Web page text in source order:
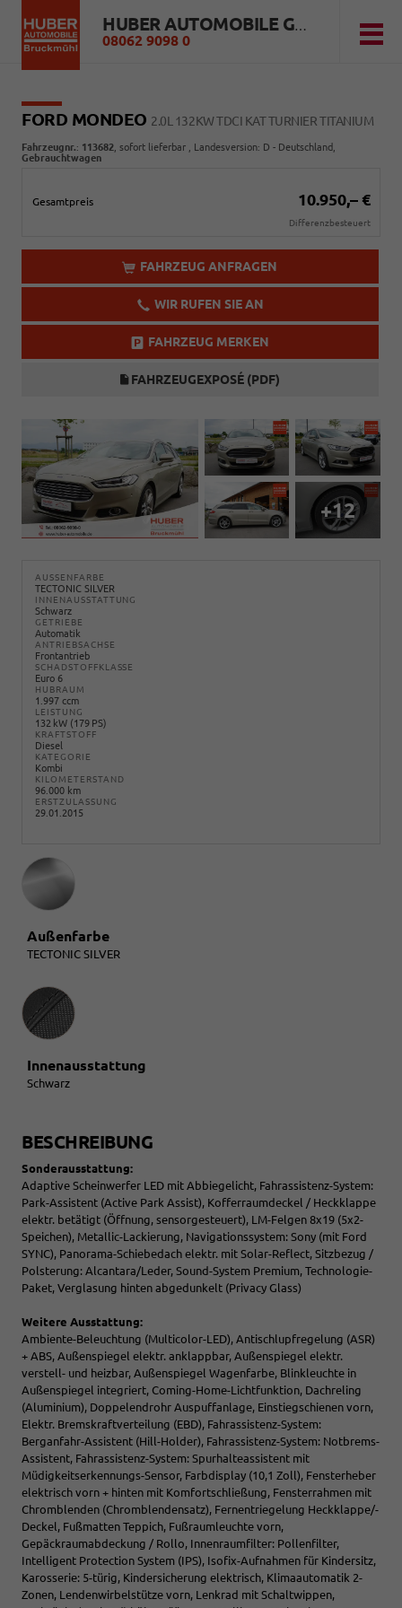
HUBER AUTOMOBILE GMBH
08062 9098 0
FORD MONDEO 2.0L 132KW TDCI KAT TURNIER TITANIUM
Fahrzeugnr.: 113682 sofort lieferbar , Landesversion: D - Deutschland,
Gebrauchtwagen
Gesamtpreis 10.950,– €
Differenzbesteuert
FAHRZEUG ANFRAGEN
WIR RUFEN SIE AN
FAHRZEUG MERKEN
FAHRZEUGEXPOSÉ (PDF)
+12
AUSSENFARBE
TECTONIC SILVER
INNENAUSSTATTUNG
Schwarz
GETRIEBE
Automatik
ANTRIEBSACHSE
Frontantrieb
SCHADSTOFFKLASSE
Euro 6
HUBRAUM
1.997 ccm
LEISTUNG
132 kW (179 PS)
KRAFTSTOFF
Diesel
KATEGORIE
Kombi
KILOMETERSTAND
96.000 km
ERSTZULASSUNG
29.01.2015
Außenfarbe
TECTONIC SILVER
Innenausstattung
Innenausstattung
Schwarz
BESCHREIBUNG
Sonderausstattung:
Adaptive Scheinwerfer LED mit Abbiegelicht, Fahrassistenz-System:
Park-Assistent (Active Park Assist), Kofferraumdeckel / Heckklappe
elektr. betätigt (Öffnung, sensorgesteuert), LM-Felgen 8x19 (5x2-
Speichen), Metallic-Lackierung, Navigationssystem: Sony (mit Ford
SYNC), Panorama-Schiebedach elektr. mit Solar-Reflect, Sitzbezug /
Polsterung: Alcantara/Leder, Sound-System Premium, Technologie-
Paket, Verglasung hinten abgedunkelt (Privacy Glass)
Weitere Ausstattung:
Ambiente-Beleuchtung (Multicolor-LED), Antischlupfregelung (ASR)
+ ABS, Außenspiegel elektr. anklappbar, Außenspiegel elektr.
verstell- und heizbar, Außenspiegel Wagenfarbe, Blinkleuchte in
Außenspiegel integriert, Coming-Home-Lichtfunktion, Dachreling
(Aluminium), Doppelendrohr Auspuffanlage, Einstiegschienen vorn,
Elektr. Bremskraftverteilung (EBD), Fahrassistenz-System:
Berganfahr-Assistent (Hill-Holder), Fahrassistenz-System: Notbrems-
Assistent, Fahrassistenz-System: Spurhalteassistent mit
Müdigkeitserkennungs-Sensor, Farbdisplay (10,1 Zoll), Fensterheber
elektrisch vorn + hinten mit Komfortschließung, Fensterrahmen mit
Chromblenden (Chromblendensatz), Fernentriegelung Heckklappe/-
Deckel, Fußmatten Teppich, Fußraumleuchte vorn,
Gepäckraumabdeckung / Rollo, Innenraumfilter: Pollenfilter,
Intelligent Protection System (IPS), Isofix-Aufnahmen für Kindersitz,
Karosserie: 5-türig, Kindersicherung elektrisch, Klimaautomatik 2-
Zonen, Lendenwirbelstütze vorn, Lenkrad mit Schaltwippen,